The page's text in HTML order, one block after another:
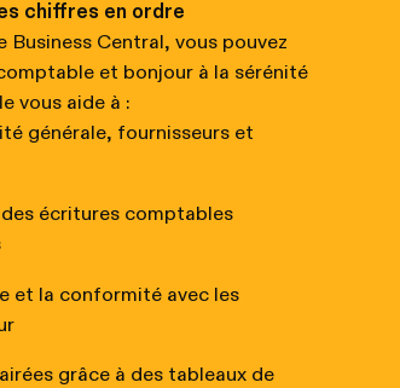
chiffres en ordre
Business Central, vous pouvez
et bonjour à la sérénité
vous aide à :
générale, fournisseurs et
écritures comptables
et la conformité avec les
grâce à des tableaux de